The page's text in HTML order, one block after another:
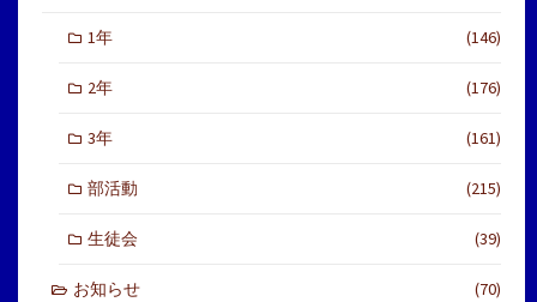
1年 (146)
2年 (176)
3年 (161)
部活動 (215)
生徒会 (39)
お知らせ (70)